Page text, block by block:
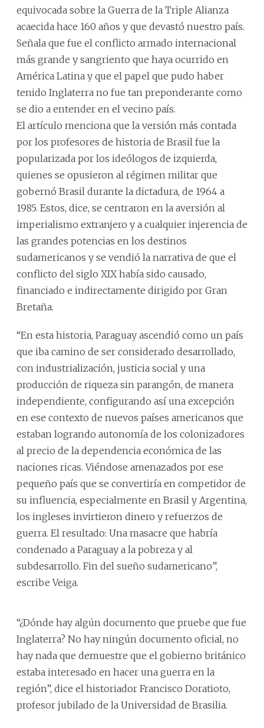
equivocada sobre la Guerra de la Triple Alianza
acaecida hace 160 años y que devastó nuestro país.
Señala que fue el conflicto armado internacional
más grande y sangriento que haya ocurrido en
América Latina y que el papel que pudo haber
tenido Inglaterra no fue tan preponderante como
se dio a entender en el vecino país.
El artículo menciona que la versión más contada
por los profesores de historia de Brasil fue la
popularizada por los ideólogos de izquierda,
quienes se opusieron al régimen militar que
gobernó Brasil durante la dictadura, de 1964 a
1985. Estos, dice, se centraron en la aversión al
imperialismo extranjero y a cualquier injerencia de
las grandes potencias en los destinos
sudamericanos y se vendió la narrativa de que el
conflicto del siglo XIX había sido causado,
financiado e indirectamente dirigido por Gran
Bretaña.
“En esta historia, Paraguay ascendió como un país
que iba camino de ser considerado desarrollado,
con industrialización, justicia social y una
producción de riqueza sin parangón, de manera
independiente, configurando así una excepción
en ese contexto de nuevos países americanos que
estaban logrando autonomía de los colonizadores
al precio de la dependencia económica de las
naciones ricas. Viéndose amenazados por ese
pequeño país que se convertiría en competidor de
su influencia, especialmente en Brasil y Argentina,
los ingleses invirtieron dinero y refuerzos de
guerra. El resultado: Una masacre que habría
condenado a Paraguay a la pobreza y al
subdesarrollo. Fin del sueño sudamericano”,
escribe Veiga.
“¿Dónde hay algún documento que pruebe que fue
Inglaterra? No hay ningún documento oficial, no
hay nada que demuestre que el gobierno británico
estaba interesado en hacer una guerra en la
región”, dice el historiador Francisco Doratioto,
profesor jubilado de la Universidad de Brasilia.